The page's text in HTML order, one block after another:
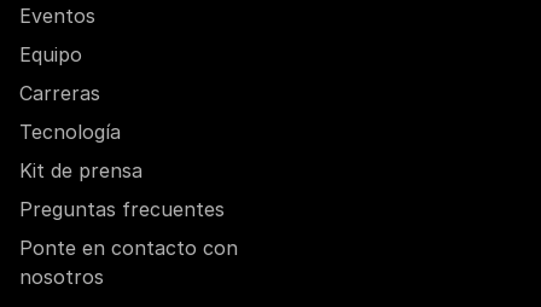
Eventos
Equipo
Carreras
Tecnología
Kit de prensa
Preguntas frecuentes
Ponte en contacto con
nosotros